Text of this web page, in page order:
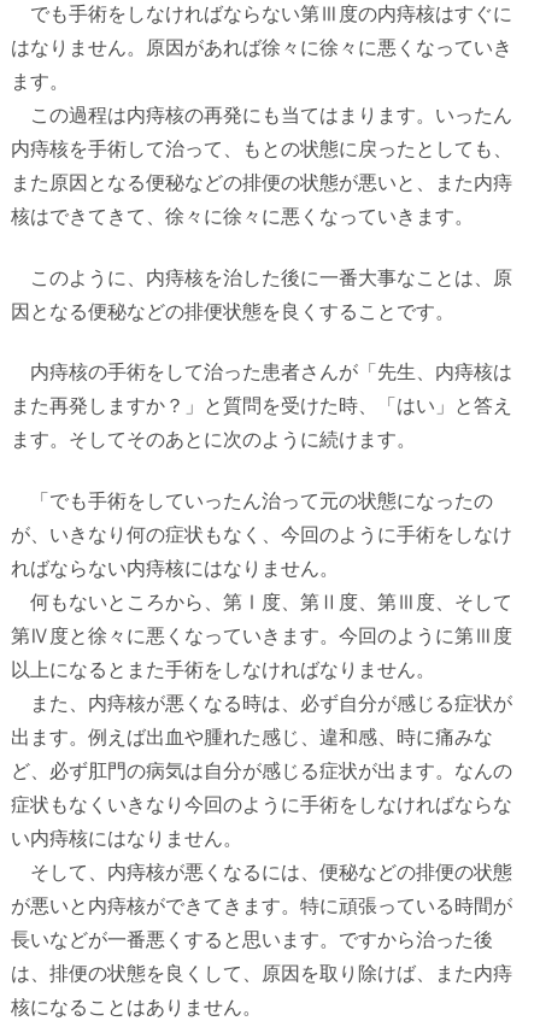
でも手術をしなければならない第Ⅲ度の内痔核はすぐに
はなりません。原因があれば徐々に徐々に悪くなっていき
ます。
この過程は内痔核の再発にも当てはまります。いったん
内痔核を手術して治って、もとの状態に戻ったとしても、
また原因となる便秘などの排便の状態が悪いと、また内痔
核はできてきて、徐々に徐々に悪くなっていきます。
このように、内痔核を治した後に一番大事なことは、原
因となる便秘などの排便状態を良くすることです。
内痔核の手術をして治った患者さんが「先生、内痔核は
また再発しますか？」と質問を受けた時、「はい」と答え
ます。そしてそのあとに次のように続けます。
「でも手術をしていったん治って元の状態になったの
が、いきなり何の症状もなく、今回のように手術をしなけ
ればならない内痔核にはなりません。
何もないところから、第Ⅰ度、第Ⅱ度、第Ⅲ度、そして
第Ⅳ度と徐々に悪くなっていきます。今回のように第Ⅲ度
以上になるとまた手術をしなければなりません。
また、内痔核が悪くなる時は、必ず自分が感じる症状が
出ます。例えば出血や腫れた感じ、違和感、時に痛みな
ど、必ず肛門の病気は自分が感じる症状が出ます。なんの
症状もなくいきなり今回のように手術をしなければならな
い内痔核にはなりません。
そして、内痔核が悪くなるには、便秘などの排便の状態
が悪いと内痔核ができてきます。特に頑張っている時間が
長いなどが一番悪くすると思います。ですから治った後
は、排便の状態を良くして、原因を取り除けば、また内痔
核になることはありません。